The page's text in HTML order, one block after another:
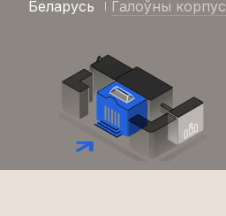
Беларусь
Галоўны корпус